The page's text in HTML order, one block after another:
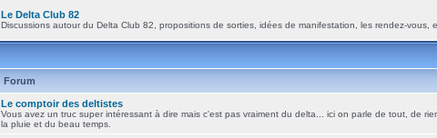
Le Delta Club 82
Discussions autour du Delta Club 82, propositions de sorties, idées de manifestation, les rendez-vous,
Forum
Le comptoir des deltistes
Vous avez un truc super intéressant à dire mais c'est pas vraiment du delta... ici on parle de tout, de
la pluie et du beau temps.